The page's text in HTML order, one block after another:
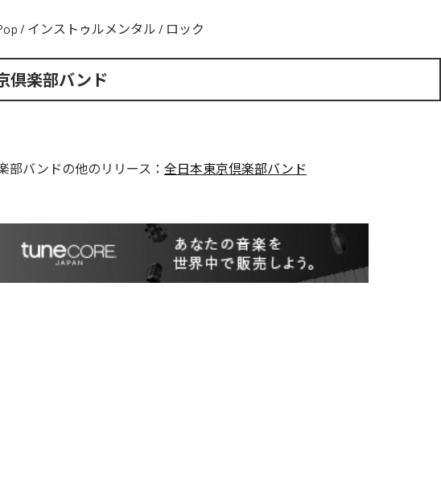
/ インストゥルメンタル / ロック
倶楽部バンド
部バンドの他のリリース： 全日本東京倶楽部バンド